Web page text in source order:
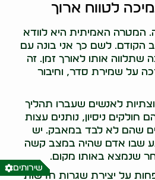
לטווח ארוך
המטרה האמיתית היא לוודא
הקודם. לשם כך אני בונה עם
אותו לאורך זמן. זה
על שמירת סדר, וחיבור
לאנשים שעברו תהליך
חולקים ניסיון, נותנים עצות
שהם לא לבד במאבק. יש
שבו אדם שהיה במצב קשה
שנמצא באותו מקום.
על יצירת שגרות חדשות
שירותים